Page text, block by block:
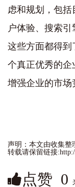
虑和规划，包括
户体验、搜索
这些方面都得到
个真正优秀的企
增强企业的市场
声明：本文由收集整
转载请保留链接
点赞 0